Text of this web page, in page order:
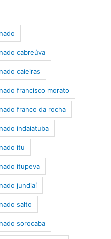
cabreúva
caieiras
francisco morato
franco da rocha
indaiatuba
itu
itupeva
jundiaí
salto
sorocaba